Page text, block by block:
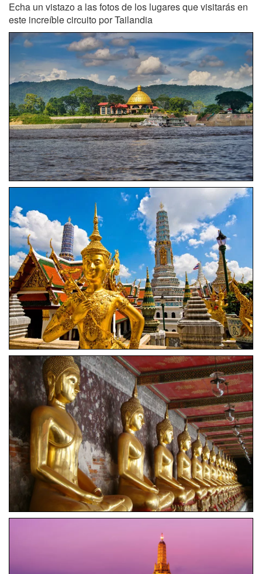
Echa un vistazo a las fotos de los lugares que visitarás en
este increíble circuito por Tailandia